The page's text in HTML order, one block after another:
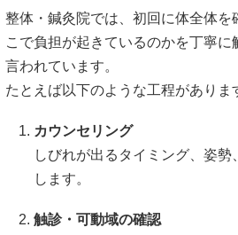
整体・鍼灸院では、初回に体全体を
こで負担が起きているのかを丁寧に
言われています。
たとえば以下のような工程がありま
カウンセリング
しびれが出るタイミング、姿
します。
触診・可動域の確認